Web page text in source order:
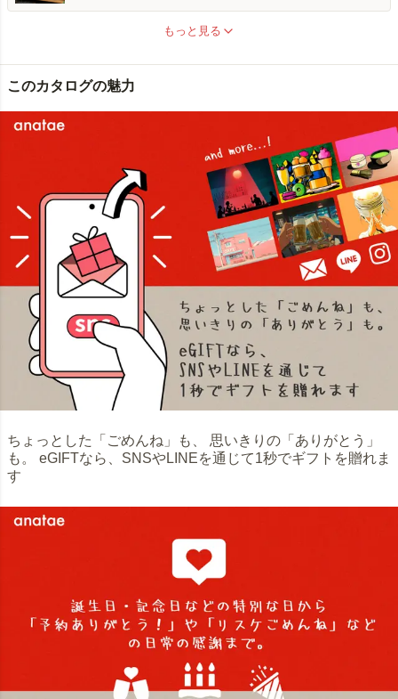
もっと見る
このカタログの魅力
ちょっとした「ごめんね」も、 思いきりの「ありがとう」
も。 eGIFTなら、SNSやLINEを通じて1秒でギフトを贈れま
す